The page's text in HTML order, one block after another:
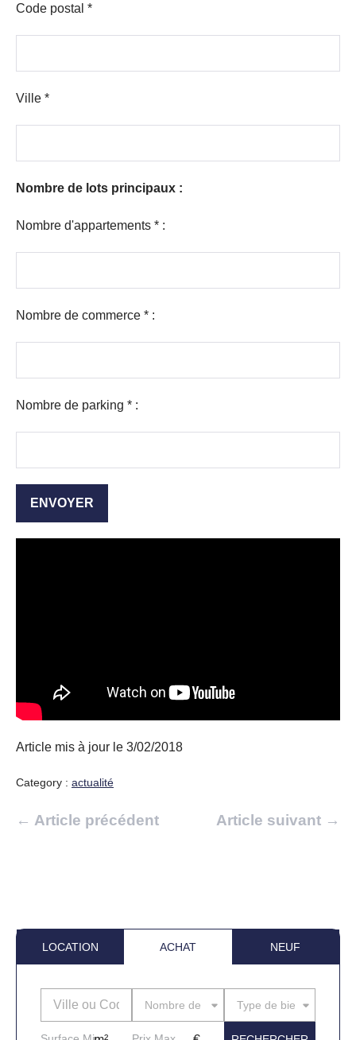
Code postal *
Ville *
Nombre de lots principaux :
Nombre d'appartements * :
Nombre de commerce * :
Nombre de parking * :
Article mis à jour le 3/02/2018
Category : actualité
Navigation
← Article précédent Article suivant →
LOCATION ACHAT NEUF
Nombre de piècesType de bien